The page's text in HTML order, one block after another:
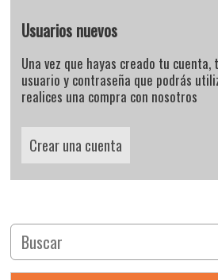
Usuarios nuevos
Una vez que hayas creado tu cuenta,
usuario y contraseña que podrás
realices una compra con nosotros
Crear una cuenta